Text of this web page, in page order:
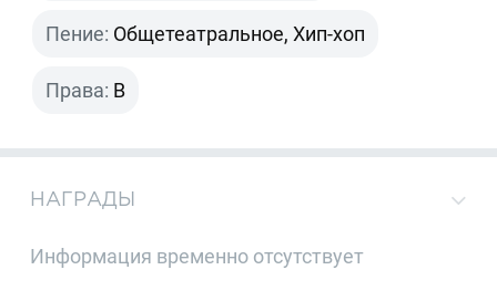
Пение: Общетеатральное, Хип-хоп
Права: B
НАГРАДЫ
Информация временно отсутствует